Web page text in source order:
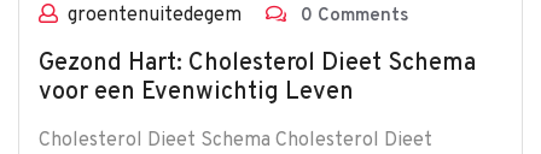
groentenuitedegem 0 Comments
Gezond Hart: Cholesterol Dieet Schema
voor een Evenwichtig Leven
Cholesterol Dieet Schema Cholesterol Dieet